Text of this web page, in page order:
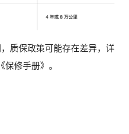
质保政策可能存在差异，详
修手册》。